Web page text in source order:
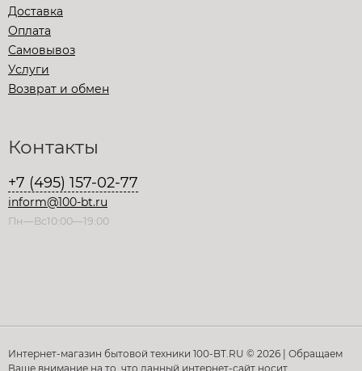
Доставка
Оплата
Самовывоз
Услуги
Возврат и обмен
Контакты
+7 (495) 157-02-77
inform@100-bt.ru
Пн—Вс10:00—19:00
Интернет-магазин бытовой техники 100-BT.RU © 2026 | Обращаем
Ваше внимание на то, что данный интернет-сайт носит